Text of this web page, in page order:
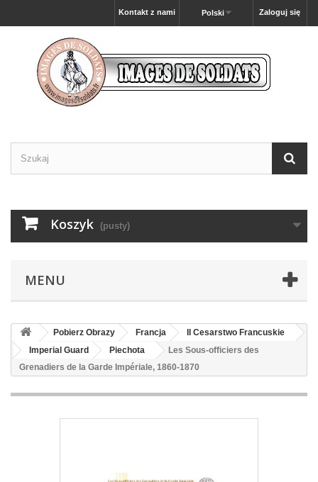
Zaloguj się
Polski
Kontakt z nami
Koszyk (pusty)
MENU
Pobierz Obrazy Francja
II Cesarstwo Francuskie
Imperial Guard
Piechota
Les Sous-officiers des
Grenadiers de la Garde Impériale, 1860-1870